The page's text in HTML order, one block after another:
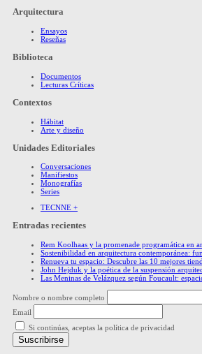
Arquitectura
Ensayos
Reseñas
Biblioteca
Documentos
Lecturas Críticas
Contextos
Hábitat
Arte y diseño
Unidades Editoriales
Conversaciones
Manifiestos
Monografías
Series
TECNNE +
Entradas recientes
Rem Koolhaas y la promenade programática en
Sostenibilidad en arquitectura contemporánea:
Renueva tu espacio: Descubre las 10 mejores
John Hejduk y la poética de la suspensión
Las Meninas de Velázquez según Foucault:
Nombre o nombre completo
Email
Si continúas, aceptas la política de privacidad